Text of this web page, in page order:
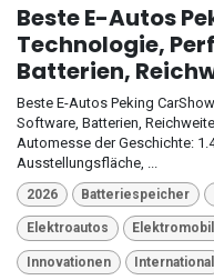
Beste E-Autos
Technologie,
Batterien,
Beste E-Autos Peking
Software, Batterien,
Automesse der Geschichte:
Ausstellungsfläche, ...
2026 Batteriespeicher
Elektroautos
Innovationen International